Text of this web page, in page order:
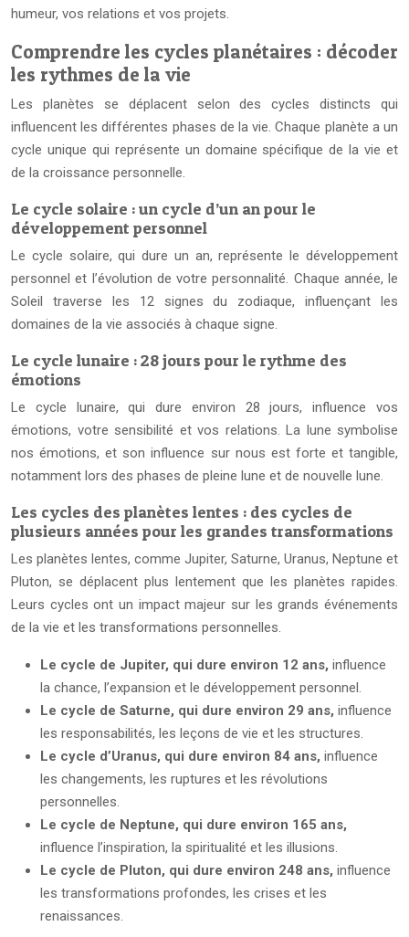
humeur, vos relations et vos projets.
Comprendre les cycles planétaires : décoder
les rythmes de la vie
Les planètes se déplacent selon des cycles distincts qui
influencent les différentes phases de la vie. Chaque planète a un
cycle unique qui représente un domaine spécifique de la vie et
de la croissance personnelle.
Le cycle solaire : un cycle d’un an pour le
développement personnel
Le cycle solaire, qui dure un an, représente le développement
personnel et l’évolution de votre personnalité. Chaque année, le
Soleil traverse les 12 signes du zodiaque, influençant les
domaines de la vie associés à chaque signe.
Le cycle lunaire : 28 jours pour le rythme des
émotions
Le cycle lunaire, qui dure environ 28 jours, influence vos
émotions, votre sensibilité et vos relations. La lune symbolise
nos émotions, et son influence sur nous est forte et tangible,
notamment lors des phases de pleine lune et de nouvelle lune.
Les cycles des planètes lentes : des cycles de
plusieurs années pour les grandes transformations
Les planètes lentes, comme Jupiter, Saturne, Uranus, Neptune et
Pluton, se déplacent plus lentement que les planètes rapides.
Leurs cycles ont un impact majeur sur les grands événements
de la vie et les transformations personnelles.
Le cycle de Jupiter, qui dure environ 12 ans, influence
la chance, l’expansion et le développement personnel.
Le cycle de Saturne, qui dure environ 29 ans, influence
les responsabilités, les leçons de vie et les structures.
Le cycle d’Uranus, qui dure environ 84 ans, influence
les changements, les ruptures et les révolutions
personnelles.
Le cycle de Neptune, qui dure environ 165 ans,
influence l’inspiration, la spiritualité et les illusions.
Le cycle de Pluton, qui dure environ 248 ans, influence
les transformations profondes, les crises et les
renaissances.